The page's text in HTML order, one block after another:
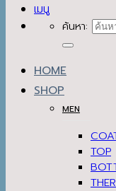
เมนู
ค้นหา:
HOME
SHOP
MEN
TOP